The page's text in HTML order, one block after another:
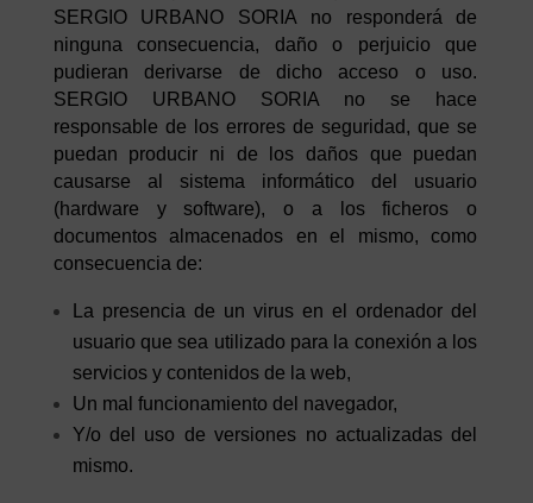
SERGIO URBANO SORIA no responderá de
ninguna consecuencia, daño o perjuicio que
pudieran derivarse de dicho acceso o uso.
SERGIO URBANO SORIA no se hace
responsable de los errores de seguridad, que se
puedan producir ni de los daños que puedan
causarse al sistema informático del usuario
(hardware y software), o a los ficheros o
documentos almacenados en el mismo, como
consecuencia de:
La presencia de un virus en el ordenador del
usuario que sea utilizado para la conexión a los
servicios y contenidos de la web,
Un mal funcionamiento del navegador,
Y/o del uso de versiones no actualizadas del
mismo.